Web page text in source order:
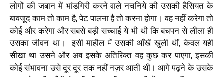
लोगों की जबान में भांडगिरी करने वाले नचनिये की उसकी हैसियत के
बावजूद काम तो काम है, पेट पालना है तो करना होगा। वह नहीं करेगा तो
कोई और करेगा और सबसे बड़ी सच्चाई ये भी थी कि बचपन से लीला ही
उसका जीवन था। इसी माहौल में उसकी आँखें खुली थीं, केवल यही
सीखा था उसने और अब इसके अतिरिक्त वह कुछ कर पाएगा, इसकी
कोई संभावना उसे दूर दूर तक नहीं नज़र आती थी। आगे पढ़ने के उसके